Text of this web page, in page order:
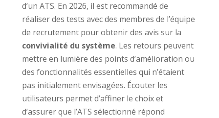
d’un ATS. En 2026, il est recommandé de
réaliser des tests avec des membres de l’équipe
de recrutement pour obtenir des avis sur la
convivialité du système. Les retours peuvent
mettre en lumière des points d’amélioration ou
des fonctionnalités essentielles qui n’étaient
pas initialement envisagées. Écouter les
utilisateurs permet d’affiner le choix et
d’assurer que l’ATS sélectionné répond